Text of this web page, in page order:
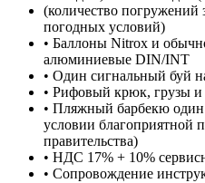
(количество погружений
погодных условий)
• Баллоны Nitrox и
алюминиевые DIN/INT
• Один сигнальный буй
• Рифовый крюк, грузы и
• Пляжный барбекю один
условии благоприятной
правительства)
• НДС 17% + 10%
• Сопровождение